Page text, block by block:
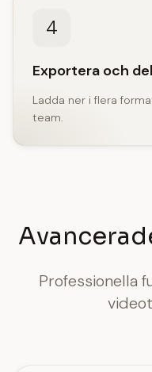
4
Exportera och
Ladda ner i flera
team.
Professionella